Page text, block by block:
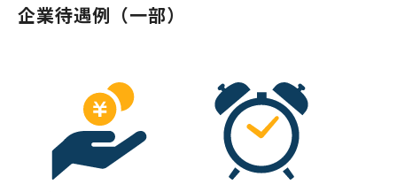
企業待遇例（一部）